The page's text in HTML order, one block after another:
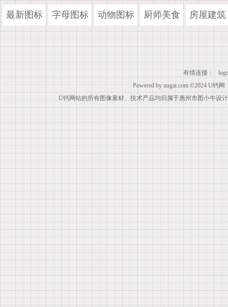
最新图标 字母图标 动物图标 厨师美食 房屋建筑
有情连接：
Powered by uugai.com ©2024 U钙网
U钙网站的所有图像素材、技术产品均归属于惠州市图小牛设